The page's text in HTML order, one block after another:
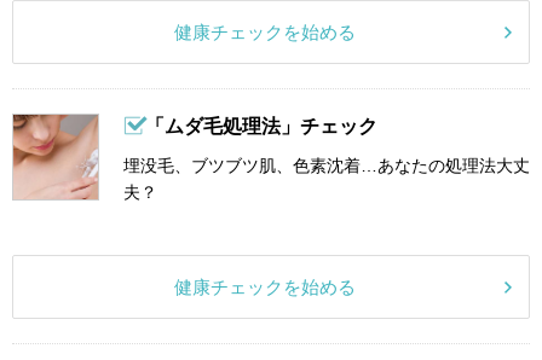
健康チェックを始める
「ムダ毛処理法」チェック
埋没毛、ブツブツ肌、色素沈着…あなたの処理法大丈
夫？
健康チェックを始める